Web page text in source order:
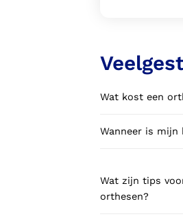
Wat kost een
Wanneer is mijn
Wat zijn tips
orthesen?